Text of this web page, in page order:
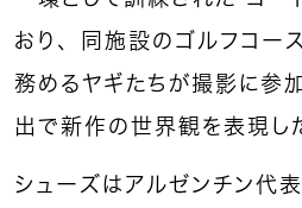
おり、同施設のゴルフコー
務めるヤギたちが撮影に参
出で新作の世界観を表現し
シューズはアルゼンチン代